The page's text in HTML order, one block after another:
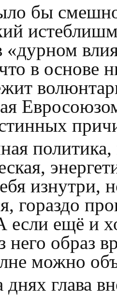
бы
«дурном
в основе
изнутри,
гораздо
если ещё и
него образ
можно
днях глава